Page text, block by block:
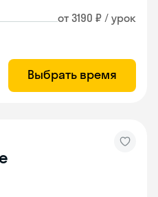
от 3190 ₽ / урок
Выбрать время